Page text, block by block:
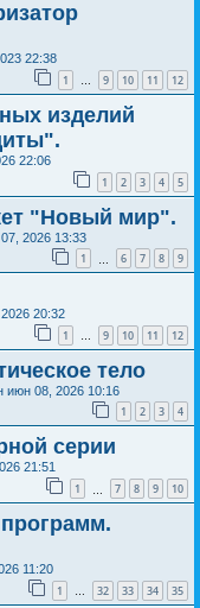
22:38
1 … 9 10 11 12
изделий
22:06
1 2 3 4 5
"Новый мир".
2026 13:33
1 6 7 8 9
20:32
1 … 9 10 11 12
тело
июн 08, 2026 10:16
1 2 3 4
серии
21:51
1 7 8 9 10
11:20
1 … 32 33 34 35